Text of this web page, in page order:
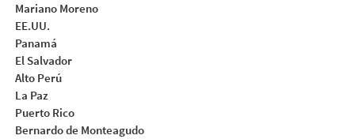
Mariano Moreno
EE.UU.
Panamá
El Salvador
Alto Perú
La Paz
Puerto Rico
Bernardo de Monteagudo